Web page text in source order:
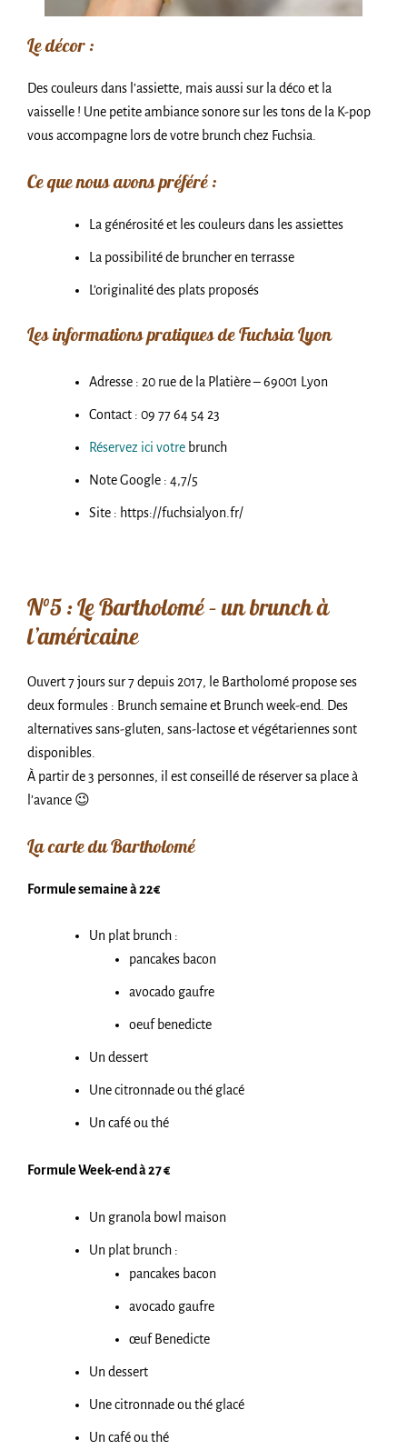
Le décor :
Des couleurs dans l’assiette, mais aussi sur la déco et la
vaisselle ! Une petite ambiance sonore sur les tons de la K-pop
vous accompagne lors de votre brunch chez Fuchsia.
Ce que nous avons préféré :
La générosité et les couleurs dans les assiettes
La possibilité de bruncher en terrasse
L’originalité des plats proposés
Les informations pratiques de Fuchsia Lyon
Adresse : 20 rue de la Platière – 69001 Lyon
Contact : 09 77 64 54 23
Réservez ici votre brunch
Note Google : 4,7/5
Site : https://fuchsialyon.fr/
N°5 : Le Bartholomé – un brunch à
l’américaine
Ouvert 7 jours sur 7 depuis 2017, le Bartholomé propose ses
deux formules : Brunch semaine et Brunch week-end. Des
alternatives sans-gluten, sans-lactose et végétariennes sont
disponibles.
À partir de 3 personnes, il est conseillé de réserver sa place à
l’avance 😉
La carte du Bartholomé
Formule semaine à 22€
Un plat brunch :
pancakes bacon
avocado gaufre
oeuf benedicte
Un dessert
Une citronnade ou thé glacé
Un café ou thé
Formule Week-end à 27 €
Un granola bowl maison
Un plat brunch :
pancakes bacon
avocado gaufre
œuf Benedicte
Un dessert
Une citronnade ou thé glacé
Un café ou thé